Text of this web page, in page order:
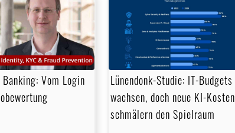
Vom Login
Lünendonk-Studie: IT-Budgets
wachsen, doch neue KI-Kosten
schmälern den Spielraum